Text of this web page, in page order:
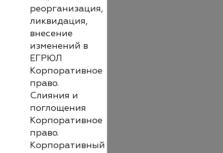
реорганизация,
ликвидация,
внесение
изменений в
ЕГРЮЛ
Корпоративное
право.
Слияния и
поглощения
Корпоративное
право.
Корпоративный